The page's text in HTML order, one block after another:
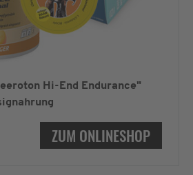
Hi-End Endurance"
ZUM ONLINESHOP